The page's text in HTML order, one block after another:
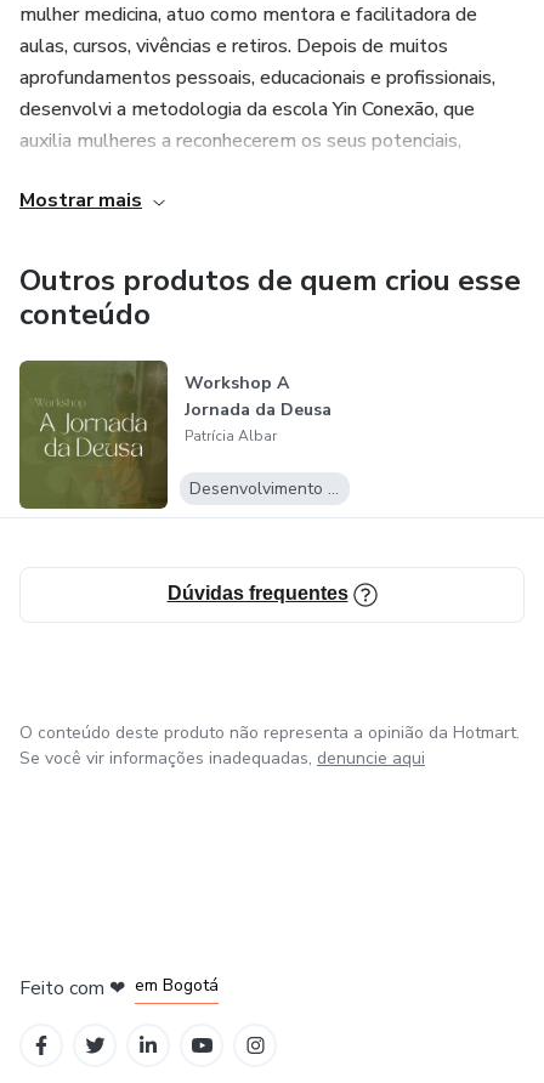
mulher medicina, atuo como mentora e facilitadora de
aulas, cursos, vivências e retiros. Depois de muitos
aprofundamentos pessoais, educacionais e profissionais,
desenvolvi a metodologia da escola Yin Conexão, que
auxilia mulheres a reconhecerem os seus potenciais,
e se encontrar nesta vida. Reduzindo sintomas de
adoecimentos físicos e da alma, se afastando das
dependências, fluindo no dia a dia através dos seus ciclos,
com paz, harmonia e sincronicidade. Além de aprender a
criar intimidade com a sua energia intuitiva, provocativa e
disruptiva, que cria e manifesta a realidade que está
aguardando por você.
E ai, bora?
Mostrar mais
Outros produtos de quem criou esse
conteúdo
Workshop A
Jornada da Deusa
Patrícia Albar
Desenvolvimento Pessoal
Dúvidas frequentes
O conteúdo deste produto não representa a opinião da Hotmart.
Se você vir informações inadequadas, denuncie aqui
Feito com ❤ em Bogotá